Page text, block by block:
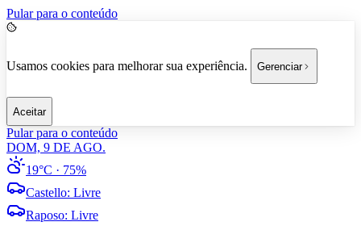
Pular para o conteúdo
Usamos cookies para melhorar sua experiência. Gerenciar
Aceitar
Pular para o conteúdo
DOM, 9 DE AGO.
19°C · 75%
Castello: Livre
Raposo: Livre